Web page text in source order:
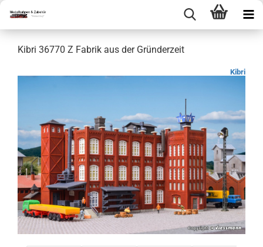
Kibri 36770 Z Fabrik aus der Gründerzeit
Kibri